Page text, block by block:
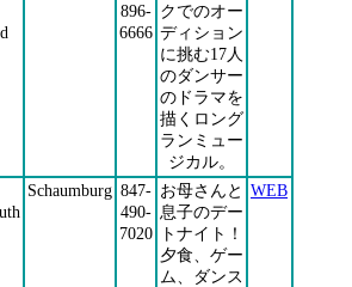
896-
6666
クでのオー
ディション
に挑む17人
のダンサー
のドラマを
描くロング
ランミュー
ジカル。
Schaumburg 847-
490-
7020
お母さんと
息子のデー
トナイト！
夕食、ゲー
ム、ダンス
WEB